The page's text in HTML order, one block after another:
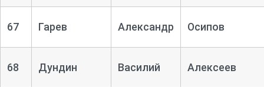
67 Гарев Александр Осипов
68 Дундин Василий Алексеев